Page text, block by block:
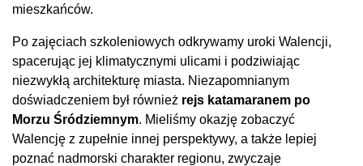
mieszkańców.
Po zajęciach szkoleniowych odkrywamy uroki Walencji,
spacerując jej klimatycznymi ulicami i podziwiając
niezwykłą architekturę miasta. Niezapomnianym
doświadczeniem był również rejs katamaranem po
Morzu Śródziemnym. Mieliśmy okazję zobaczyć
Walencję z zupełnie innej perspektywy, a także lepiej
poznać nadmorski charakter regionu, zwyczaje